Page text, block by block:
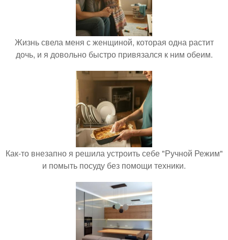
Жизнь свела меня с женщиной, которая одна растит
дочь, и я довольно быстро привязался к ним обеим.
Как-то внезапно я решила устроить себе "Ручной Режим"
и помыть посуду без помощи техники.